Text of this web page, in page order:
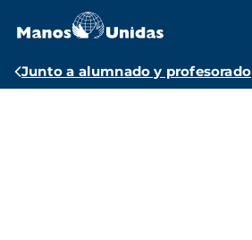
contenido
Ruta
Junto a alumnado y profesorado